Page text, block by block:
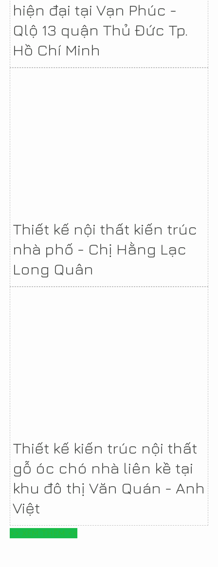
hiện đại tại Vạn Phúc -
Qlộ 13 quận Thủ Đức Tp.
Hồ Chí Minh
Thiết kế nội thất kiến trúc
nhà phố - Chị Hằng Lạc
Long Quân
Thiết kế kiến trúc nội thất
gỗ óc chó nhà liên kề tại
khu đô thị Văn Quán - Anh
Việt
>> XEM THÊM <<